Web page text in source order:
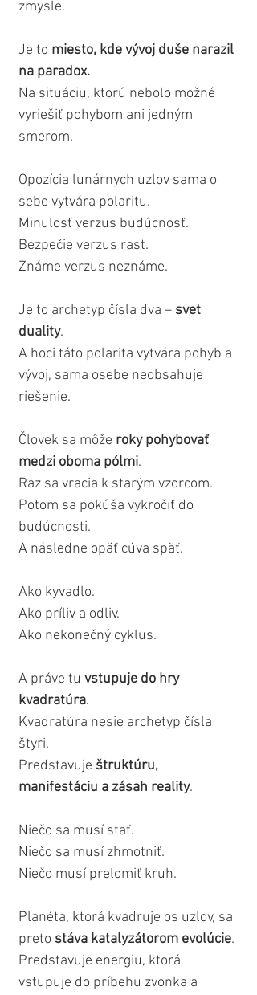
zmysle.
Je to miesto, kde vývoj duše narazil
na paradox.
Na situáciu, ktorú nebolo možné
vyriešiť pohybom ani jedným
smerom.
Opozícia lunárnych uzlov sama o
sebe vytvára polaritu.
Minulosť verzus budúcnosť.
Bezpečie verzus rast.
Známe verzus neznáme.
Je to archetyp čísla dva – svet
duality.
A hoci táto polarita vytvára pohyb a
vývoj, sama osebe neobsahuje
riešenie.
Človek sa môže roky pohybovať
medzi oboma pólmi.
Raz sa vracia k starým vzorcom.
Potom sa pokúša vykročiť do
budúcnosti.
A následne opäť cúva späť.
Ako kyvadlo.
Ako príliv a odliv.
Ako nekonečný cyklus.
A práve tu vstupuje do hry
kvadratúra.
Kvadratúra nesie archetyp čísla
štyri.
Predstavuje štruktúru,
manifestáciu a zásah reality.
Niečo sa musí stať.
Niečo sa musí zhmotniť.
Niečo musí prelomiť kruh.
Planéta, ktorá kvadruje os uzlov, sa
preto stáva katalyzátorom evolúcie.
Predstavuje energiu, ktorá
vstupuje do príbehu zvonka a